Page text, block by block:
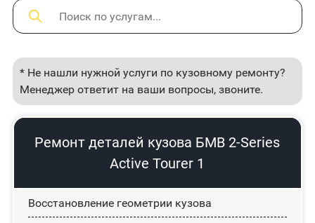
* Не нашли нужной услуги по кузовному ремонту?
Менеджер ответит на ваши вопросы, звоните.
Ремонт деталей кузова БМВ 2-Series
Active Tourer 1
Восстановление геометрии кузова